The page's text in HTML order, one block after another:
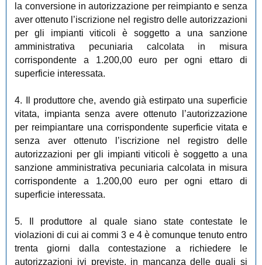
la conversione in autorizzazione per reimpianto e senza
aver ottenuto l’iscrizione nel registro delle autorizzazioni
per gli impianti viticoli è soggetto a una sanzione
amministrativa pecuniaria calcolata in misura
corrispondente a 1.200,00 euro per ogni ettaro di
superficie interessata.
4. Il produttore che, avendo già estirpato una superficie
vitata, impianta senza avere ottenuto l’autorizzazione
per reimpiantare una corrispondente superficie vitata e
senza aver ottenuto l’iscrizione nel registro delle
autorizzazioni per gli impianti viticoli è soggetto a una
sanzione amministrativa pecuniaria calcolata in misura
corrispondente a 1.200,00 euro per ogni ettaro di
superficie interessata.
5. Il produttore al quale siano state contestate le
violazioni di cui ai commi 3 e 4 è comunque tenuto entro
trenta giorni dalla contestazione a richiedere le
autorizzazioni ivi previste, in mancanza delle quali si